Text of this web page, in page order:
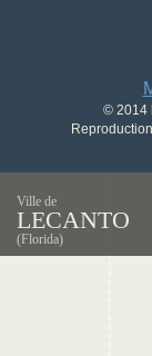
© 2014
Ville de
LECANTO
(Florida)